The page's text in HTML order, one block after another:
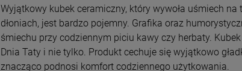
Bransoletka
Benedyktyńska
Ikona religijna
Pneumatofora
Wyjątkowy kubek ceramiczny, który wywoła uśmiech
dłoniach, jest bardzo pojemny. Grafika oraz
śmiechu przy codziennym piciu kawy czy herbaty.
Dnia Taty i nie tylko. Produkt cechuje się wyjątkowo
znacząco podnosi komfort codziennego użytkowania.